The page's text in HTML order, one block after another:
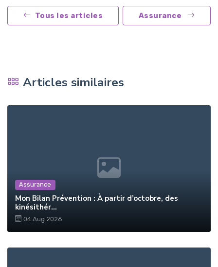
Tous les articles Assurance
Articles similaires
Assurance
Mon Bilan Prévention : À partir d’octobre, des
kinésithér...
04 Aug 2026